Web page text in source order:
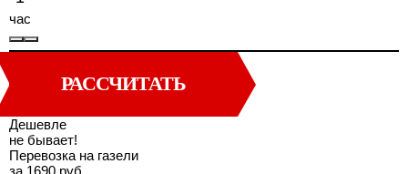
час
РАССЧИТАТЬ
Дешевле
не бывает!
Перевозка на газели
за 1690 руб.